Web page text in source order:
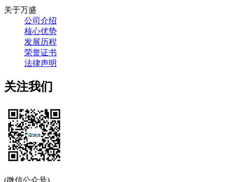
关于万盛
公司介绍
核心优势
发展历程
荣誉证书
法律声明
关注我们